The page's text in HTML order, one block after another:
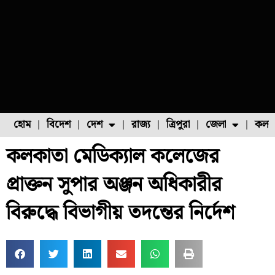
হোম বিদেশ দেশ
ফুল চাষ ফল চাষ মাছ চাষ
রাজ্য ত্রিপুরা জেলা
উত্তর ২৪ পরগনা
কলকাতা মেডিক্যাল কলেজের
প্রাক্তন সুপার অঞ্জন অধিকারীর
বিরুদ্ধে বিভাগীয় তদন্তের নির্দেশ